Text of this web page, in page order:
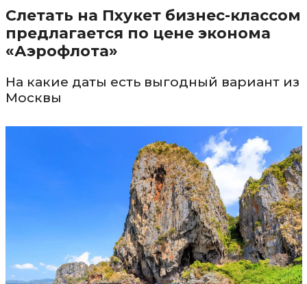
Слетать на Пхукет бизнес-классом
предлагается по цене эконома
«Аэрофлота»
На какие даты есть выгодный вариант из
Москвы